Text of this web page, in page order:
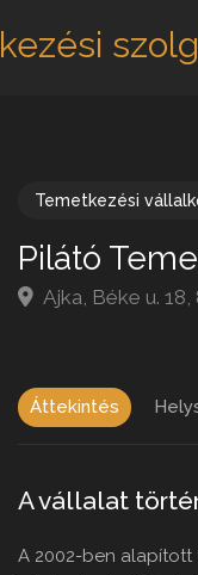
Temetkezési
Pilátó
Ajka, Béke u.
Áttekintés
A vállalat
A 2002-ben